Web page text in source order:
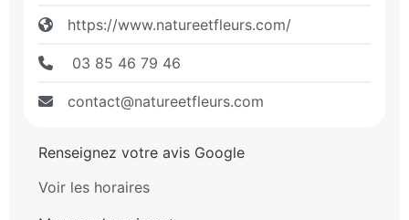
https://www.natureetfleurs.com/
03 85 46 79 46
contact@natureetfleurs.com
Renseignez votre avis Google
Voir les horaires